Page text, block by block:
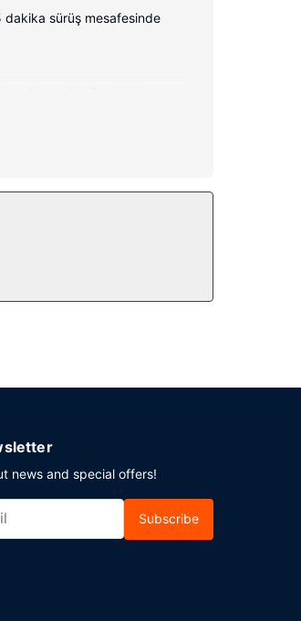
dakika sürüş mesafesinde
servisi ve telefon ile
misafirlere içecek servisi
news and special offers!
Subscribe